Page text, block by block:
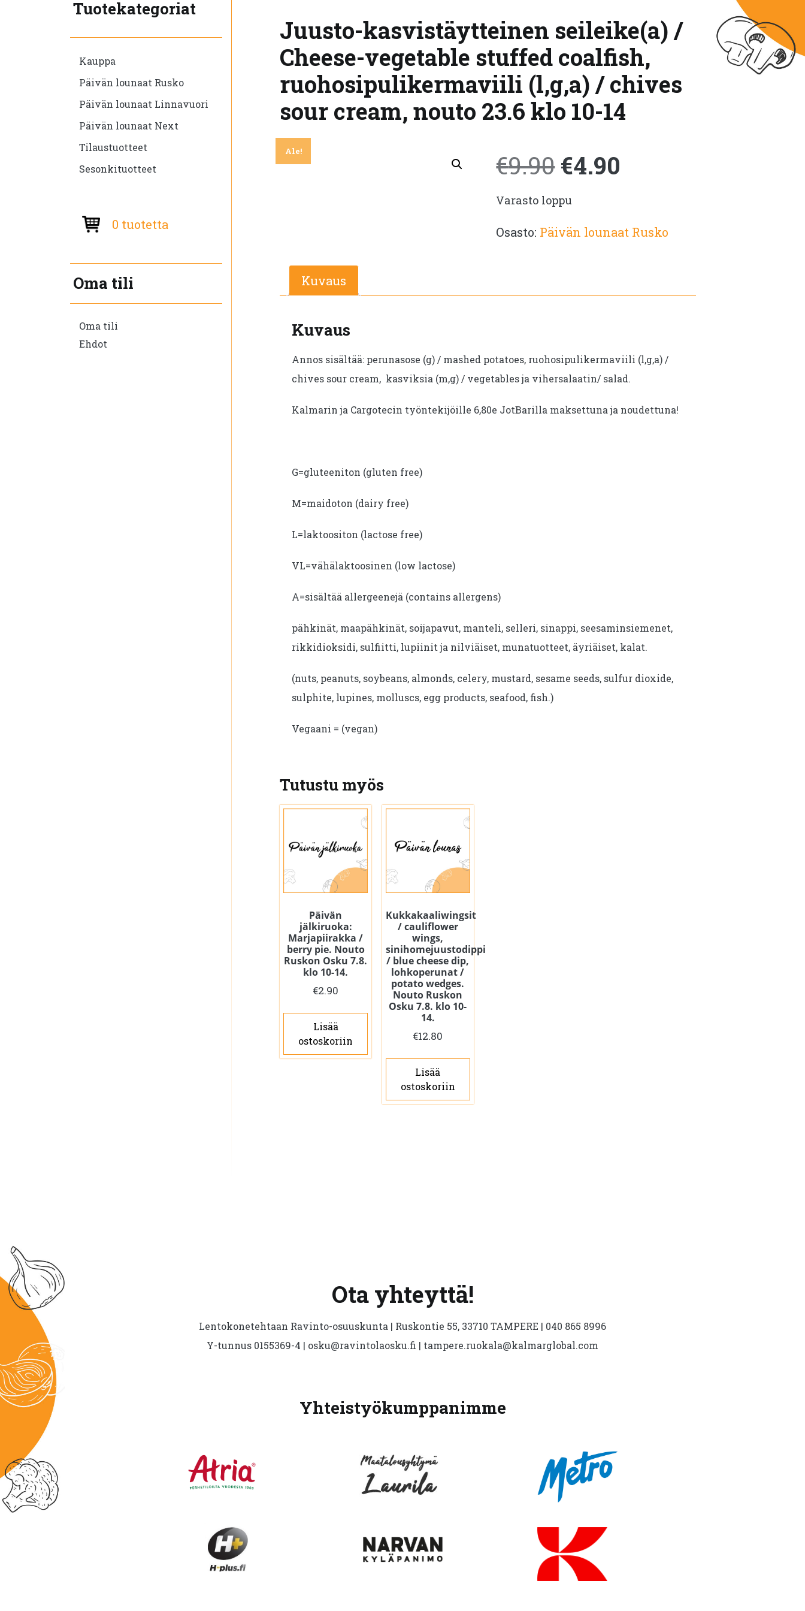
Tuotekategoriat
Kauppa
Päivän lounaat Rusko
Päivän lounaat Linnavuori
Päivän lounaat Next
Tilaustuotteet
Sesonkituotteet
0 tuotetta
Oma tili
Oma tili
Ehdot
Juusto-kasvistäytteinen seileike(a) /
Cheese-vegetable stuffed coalfish,
ruohosipulikermaviili (l,g,a) / chives
sour cream, nouto 23.6 klo 10-14
Ale! €9.90Alkuperäinen
hinta
€4.90
Varasto loppu
Osasto: Päivän lounaat Rusko
Kuvaus
Kuvaus
Annos sisältää: perunasose (g) / mashed potatoes, ruohosipulikermaviili (l,g,a) /
chives sour cream, kasviksia (m,g) / vegetables ja vihersalaatin/ salad.
Kalmarin ja Cargotecin työntekijöille 6,80e JotBarilla maksettuna ja noudettuna!
G=gluteeniton (gluten free)
M=maidoton (dairy free)
L=laktoositon (lactose free)
VL=vähälaktoosinen (low lactose)
A=sisältää allergeenejä (contains allergens)
pähkinät, maapähkinät, soijapavut, manteli, selleri, sinappi, seesaminsiemenet,
rikkidioksidi, sulfiitti, lupiinit ja nilviäiset, munatuotteet, äyriäiset, kalat.
(nuts, peanuts, soybeans, almonds, celery, mustard, sesame seeds, sulfur dioxide,
sulphite, lupines, molluscs, egg products, seafood, fish.)
Vegaani = (vegan)
Tutustu myös
Päivän
jälkiruoka:
Marjapiirakka /
berry pie. Nouto
Ruskon Osku 7.8.
klo 10-14.
€2.90
Lisää
ostoskoriin
Kukkakaaliwingsit
/ cauliflower
wings,
sinihomejuustodippi
/ blue cheese dip,
lohkoperunat /
potato wedges.
Nouto Ruskon
Osku 7.8. klo 10-
14.
€12.80
Lisää
ostoskoriin
Ota yhteyttä!
Lentokonetehtaan Ravinto-osuuskunta | Ruskontie 55, 33710 TAMPERE | 040 865 8996
Y-tunnus 0155369-4 | osku@ravintolaosku.fi | tampere.ruokala@kalmarglobal.com
Yhteistyökumppanimme